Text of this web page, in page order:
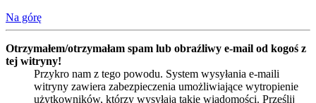
Na górę
Otrzymałem/otrzymałam spam lub obraźliwy e-mail od kogoś z
tej witryny!
Przykro nam z tego powodu. System wysyłania e-maili
witryny zawiera zabezpieczenia umożliwiające wytropienie
użytkowników, którzy wysyłają takie wiadomości. Prześlij